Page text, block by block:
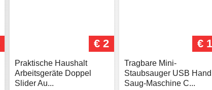
€ 2
Praktische Haushalt
Arbeitsgeräte Doppel
Slider Au...
€
Tragbare Mini-
Staubsauger USB Hand
Saug-Maschine C...